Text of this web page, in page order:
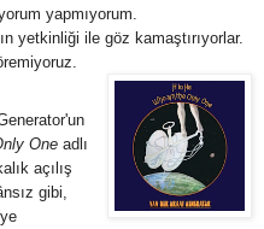
yapmıyorum.
yetkinliği ile göz kamaştırıyorlar.
One adlı
açılış
gibi,